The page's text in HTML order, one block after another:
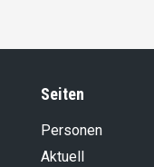
Seiten
Personen
Aktuell